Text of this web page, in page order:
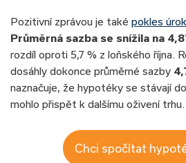
Pozitivní zprávou je také pokles
Průměrná sazba se snížila na
rozdíl oproti 5,7 % z loňského října.
dosáhly dokonce průměrné sazby
naznačuje, že hypotéky se stávají
mohlo přispět k dalšímu oživení trhu.
Chci spočítat